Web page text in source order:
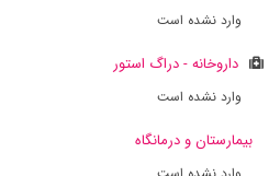
وارد نشده است
داروخانه - دراگ استور
وارد نشده است
بیمارستان و درمانگاه